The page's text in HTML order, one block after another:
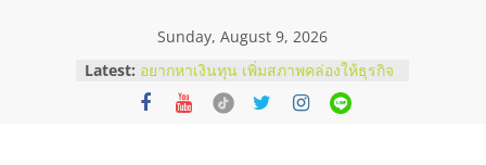
Sunday, August 9, 2026
Latest: บริษัท Cybersecurity ในไทยที่ไหนดี?
วิธีเลือกผู้ให้บริการให้คุ้มค่าและตอบ
โจทย์ธุรกิจ